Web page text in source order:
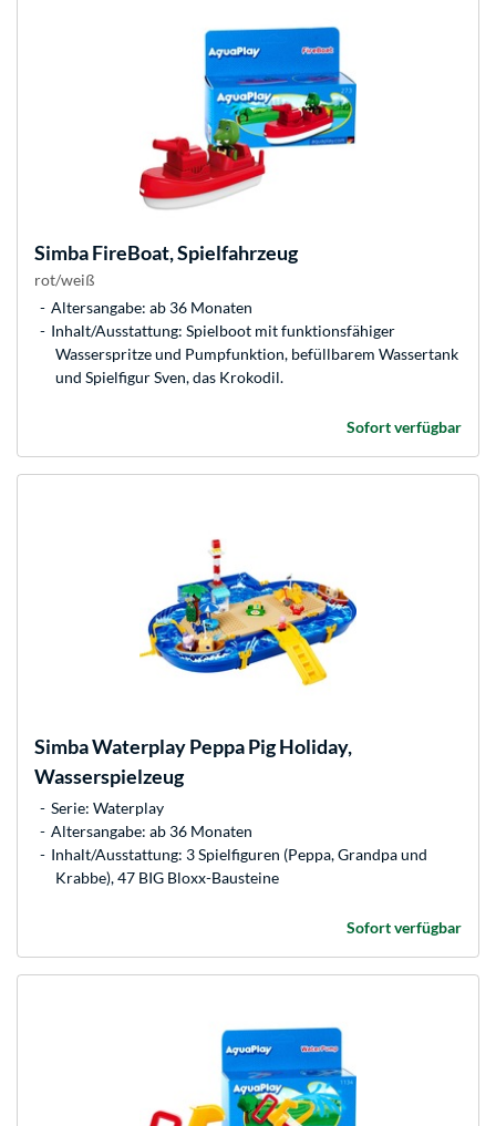
SimbaFireBoat, Spielfahrzeug
rot/weiß
Altersangabe: ab 36 Monaten
Inhalt/Ausstattung: Spielboot mit funktionsfähiger
Wasserspritze und Pumpfunktion, befüllbarem Wassertank
und Spielfigur Sven, das Krokodil.
Sofort verfügbar
SimbaWaterplay Peppa Pig Holiday,
Wasserspielzeug
Serie: Waterplay
Altersangabe: ab 36 Monaten
Inhalt/Ausstattung: 3 Spielfiguren (Peppa, Grandpa und
Krabbe), 47 BIG Bloxx-Bausteine
Sofort verfügbar